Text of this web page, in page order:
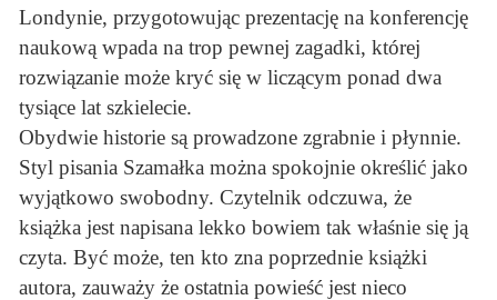
Londynie, przygotowując prezentację na konferencję
naukową wpada na trop pewnej zagadki, której
rozwiązanie może kryć się w liczącym ponad dwa
tysiące lat szkielecie.
Obydwie historie są prowadzone zgrabnie i płynnie.
Styl pisania Szamałka można spokojnie określić jako
wyjątkowo swobodny. Czytelnik odczuwa, że
książka jest napisana lekko bowiem tak właśnie się ją
czyta. Być może, ten kto zna poprzednie książki
autora, zauważy że ostatnia powieść jest nieco